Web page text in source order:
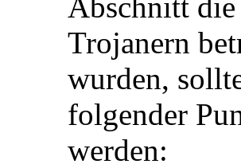
Trojanern
wurden,
folgender
werden: